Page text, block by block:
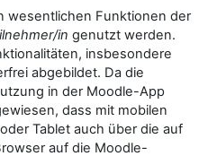
wesentlichen Funktionen der
in genutzt werden.
insbesondere
abgebildet. Da die
in der Moodle-App
dass mit mobilen
Tablet auch über die auf
auf die Moodle-